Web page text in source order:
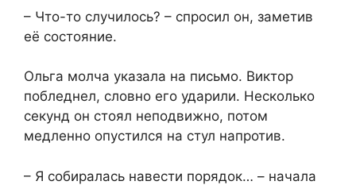
– Что-то случилось? – спросил он, заметив
её состояние.
Ольга молча указала на письмо. Виктор
побледнел, словно его ударили. Несколько
секунд он стоял неподвижно, потом
медленно опустился на стул напротив.
– Я собиралась навести порядок… – начала